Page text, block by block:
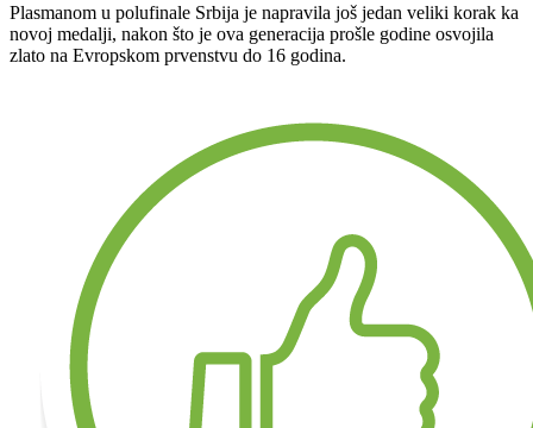
Plasmanom u polufinale Srbija je napravila još jedan veliki korak ka
novoj medalji, nakon što je ova generacija prošle godine osvojila
zlato na Evropskom prvenstvu do 16 godina.